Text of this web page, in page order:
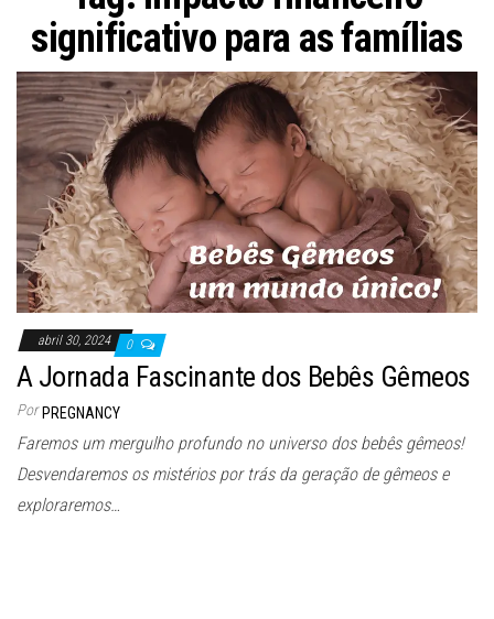
significativo para as famílias
abril 30, 2024 0
A Jornada Fascinante dos Bebês Gêmeos
Por PREGNANCY
Faremos um mergulho profundo no universo dos bebês gêmeos!
Desvendaremos os mistérios por trás da geração de gêmeos e
exploraremos…